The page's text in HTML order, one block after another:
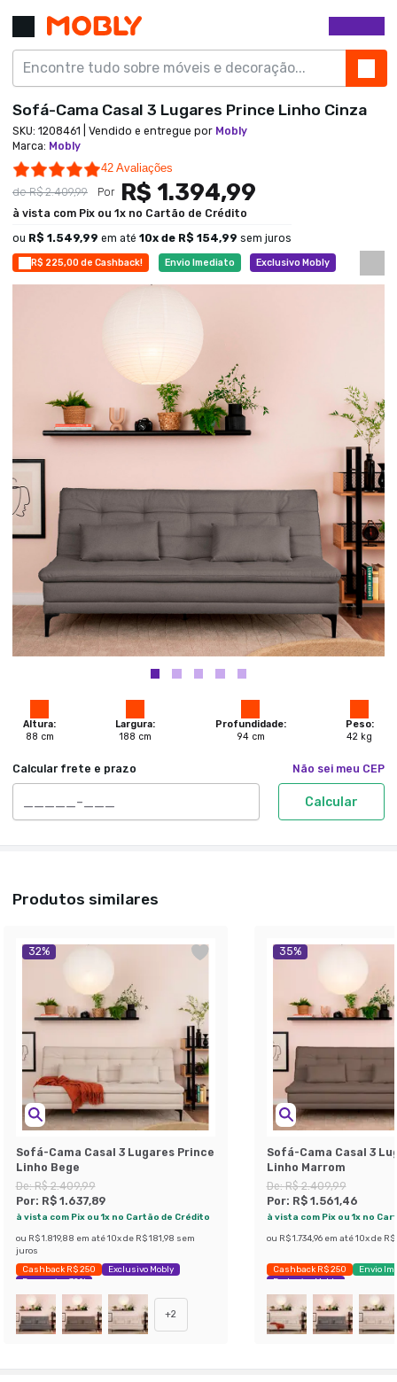
R$ 225,00 de Cashback! Envio Imediato
Exclusivo Mobly
Altura:
88 cm
Largura:
188 cm
Profundidade:
94cm
Peso:
42 kg
Calcular frete e prazo Não sei meu CEP
Calcular
Sofá-Cama Casal 3 Lugares Prince Linho Cinza
SKU: 1208461 | Vendido e entregue por Mobly
Marca: Mobly
4.8 star rating
42 Avaliações
deR$ 2.409,99 Por R$ 1.394,99
à vista com Pix ou 1x no Cartão de Crédito
ou R$ 1.549,99 em até 10x de R$ 154,99 sem juros
Produtos similares
32%
Sofá-Cama Casal 3 Lugares Prince
Linho Bege
De:R$ 2.409,99
Por: R$ 1.637,89
à vista com Pix ou 1x no Cartão de Crédito
ou R$ 1.819,88 em até 10x de R$ 181,98 sem
juros
Cashback R$ 250
Exclusivo Mobly
Economize 32%
+2
35%
Sofá-Cama Casal 3
Linho Marrom
De:R$ 2.409,99
Por: R$ 1.561,46
à vista com Pix ou 1x no
ou R$ 1.734,96 em até 10x de R$
Cashback R$ 250
Envio
Exclusivo Mobly